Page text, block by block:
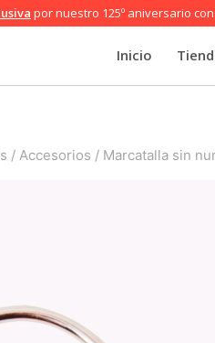
por nuestro 125º aniversario
Inicio
/ Accesorios / Marcatalla sin